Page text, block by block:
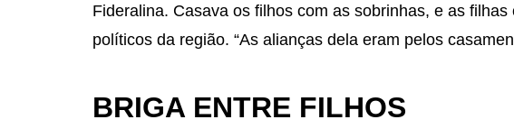
Fideralina. Casava os filhos com as sobrinhas, e as
políticos da região. “As alianças dela eram pelos
BRIGA ENTRE FILHOS